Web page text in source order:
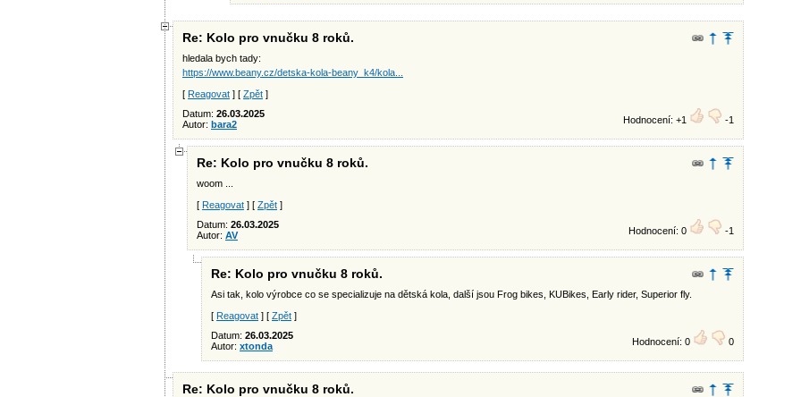
Re: Kolo pro vnučku 8 roků.
hledala bych tady:
https://www.beany.cz/detska-kola-beany_k4/kola...
[ Reagovat ] [ Zpět ]
Datum: 26.03.2025
Autor: bara2 Hodnocení: +1 -1
Re: Kolo pro vnučku 8 roků.
woom ...
[ Reagovat ] [ Zpět ]
Datum: 26.03.2025
Autor: AV Hodnocení: 0 -1
Re: Kolo pro vnučku 8 roků.
Asi tak, kolo výrobce co se specializuje na dětská kola, další jsou Frog bikes, KUBikes, Early rider, Superior fly.
[ Reagovat ] [ Zpět ]
Datum: 26.03.2025
Autor: xtonda Hodnocení: 0 0
Re: Kolo pro vnučku 8 roků.